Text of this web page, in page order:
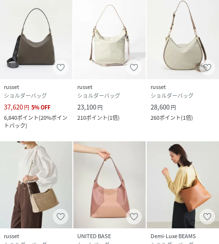
russet
ショルダーバッグ
37,620円 5%OFF
6,840ポイント(20%ポイン
トバック)
russet
ショルダーバッグ
23,100円
210ポイント(1倍)
russet
ショルダーバッグ
28,600円
260ポイント(1倍)
russet
UNITED BASE
Demi-Luxe BEAMS